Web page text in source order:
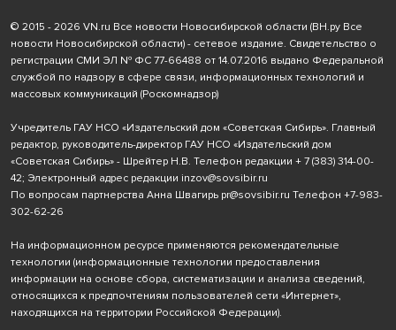
© 2015 - 2026 VN.ru Все новости Новосибирской области (ВН.ру Все
новости Новосибирской области) - сетевое издание. Свидетельство о
регистрации СМИ ЭЛ № ФС 77-66488 от 14.07.2016 выдано Федеральной
службой по надзору в сфере связи, информационных технологий и
массовых коммуникаций (Роскомнадзор)
Учредитель ГАУ НСО «Издательский дом «Советская Сибирь». Главный
редактор, руководитель-директор ГАУ НСО «Издательский дом
«Советская Сибирь» - Шрейтер Н.В. Телефон редакции + 7 (383) 314-00-
42; Электронный адрес редакции inzov@sovsibir.ru
По вопросам партнерства Анна Швагирь pr@sovsibir.ru Телефон +7-983-
302-62-26
На информационном ресурсе применяются рекомендательные
технологии (информационные технологии предоставления
информации на основе сбора, систематизации и анализа сведений,
относящихся к предпочтениям пользователей сети «Интернет»,
находящихся на территории Российской Федерации).